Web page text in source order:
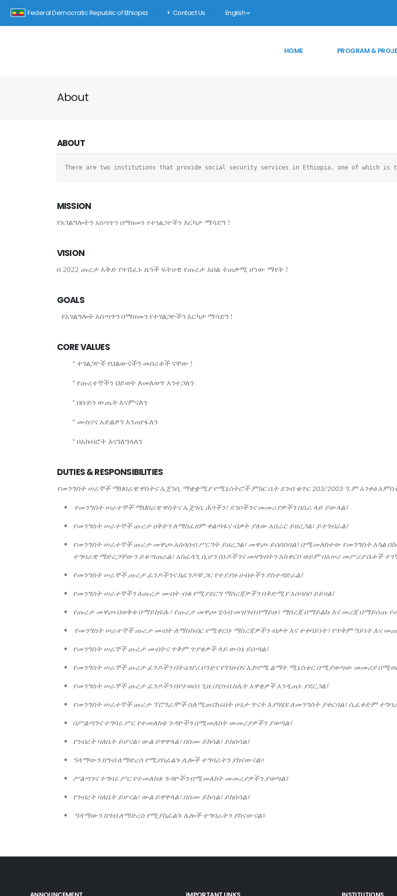
Federal Democratic Republic of Ethiopia Contact Us English
HOME PROGRAM &
About
ABOUT
There are two institutions that provide social security services in Ethiopia, one of which is the
MISSION
የአገልግሎትን አሰጣጥን በማዘመን የተገልጋዮችን እርካታ ማሳደግ !
VISION
በ 2022 ጡረታ እቅድ የተሸፈኑ ዜጎች ፍትሀዊ የጡረታ አበል ተጠቃሚ ሆነው ማየት !
GOALS
የአገልግሎት አሰጣጥን በማዘመን የተገልጋዮችን እርካታ ማሳደግ !
CORE VALUES
* ተገልጋዮች የህልውናችን መሰረቶች ናቸው !
* የጡረተኞችን ህይወት ለመለወጥ እንተጋለን
* በቡድን ውጤትእናምናለን
* ሙስናና አድልዎን እንጠየፋለን
* በአክብሮት እናገለግላለን
DUTIES & RESPONSIBILITIES
የመንግስት ሠራኞች ማህበራዊ ዋስትና ኤጀንሲ ማቋቋሚያ የሚኒስትሮች ምክርቤት ደንብ ቁጥር203/2003 ዓ.ም አንቀፅ
የመንግስት ሠራተኞች ማህበራዊ ዋስትና ኤጀንሲ ሕጎችን፣ ደንቦችንና መመሪያዎችንበስራ ላይ ያውላል፤
የመንግስት ሠራተኞች ጡረታ ዐቅድን ለማስፈፀም ቀልጣፋና ብቃት ያለው አሰራር ይዘረጋል፣ ይተገብራል፤
የመንግስት ሠራተኞች ጡረታ መዋጮ አሰባሰብ ሥርዓት ይዘረጋል፣ መዋጮ ይሰበስባል፣ በሚመለከተው የመንግስት አካል
ተግባራዊ ማድረጋቸውን ይቆጣጠራል፣ አስፈላጊ ሲሆን ሰነዶችንና መዛግብትን አስቀርቦ ወይምበአሠሪ መሥሪያቤቶች
የመንግስት ሠራኞች ጡረታፈንዶችንና ከፈንዶቹ ጋር የተያያዙ ሀብቶችን ያስተዳድራል፤
የመንግስት ሠራተኞችን ለጡረታ መብት ብቁ የሚያደርግ ማስረጃዎችንበቅድሚያ አሰባስቦ ይይዛል፤
የጡረታ መዋጮበወቅቱበማይከፍሉ፣ የጡረታ መዋጮ ሂሳብ መዝገብበማይዙ፣ ማስረጃበማይልኩ እና መረጃበማይሰጡ
የመንግስት ሠራተኞች ጡረታ መብት ለማስከብር የሚቀርቡ ማስረጃዎችን ብቃት እና ተቀባይነት፣ የጥቅም ዓይነት እና
የመንግስት ሠራኞች ጡረታ መብትና ጥቅም ጥያቄዎች ላይ ውሳኔ ይሰጣል፤
የመንግስት ሠራኞች ጡረታፈንዶችንበትሬዠሪቦንድና የገንዘብና ኢኮኖሚ ልማት ሚኒስቴርበሚያወጣው መመሪያ
የመንግስት ሠራኞች ጡረታፈንዶችንበየተወሰነ ጊዜበሂሳብ ስሌት አዋቂዎች እንዲጠኑ ያደርጋል፤
የመንግስት ሠራተኞች ጡረታ ፕሮግራሞች ስለሚጠናከሩበት ሁኔታ ጥናት እያካሄደ ለመንግስት ያቀርባል፣ ሲፈቀድም
በሥልጣንና ተግባሩ ሥር የተመለከቱ ጉዳዮችንበሚመለከት መመሪያዎችን ያወጣል፤
የንብረት ባለቤት ይሆናል፣ ውል ይዋዋላል፣በስሙ ይከሳል፣ ይከሰሳል፤
ዓላማውን ከግብ ለማድረስ የሚያስፈልጉ ሌሎች ተግባራትን ያከናውናል፡፡
ሥልጣንና ተግባሩ ሥር የተመለከቱ ጉዳዮችንበሚመለከት መመሪያዎችን ያወጣል፤
የንብረት ባለቤት ይሆናል፣ ውል ይዋዋላል፣በስሙ ይከሳል፣ ይከሰሳል፤
ዓላማውን ከግብ ለማድረስ የሚያስፈልጉ ሌሎች ተግባራትን ያከናውናል፡፡